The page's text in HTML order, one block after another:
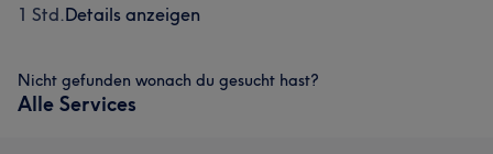
1 Std.Details anzeigen
Nicht gefunden wonach du gesucht hast?
Alle Services